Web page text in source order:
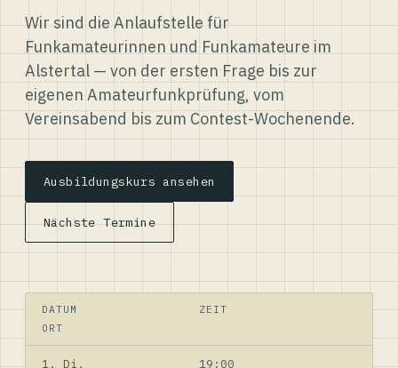
Wir sind die Anlaufstelle für
Funkamateurinnen und Funkamateure im
Alstertal — von der ersten Frage bis zur
eigenen Amateurfunkprüfung, vom
Vereinsabend bis zum Contest-Wochenende.
Ausbildungskurs ansehen
Nächste Termine
DATUM
ZEIT
ORT
1. Di.
19:00